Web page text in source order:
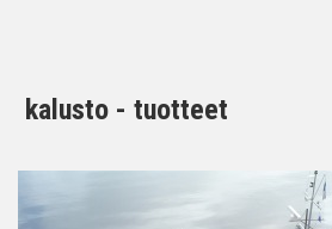
kalusto - tuotteet